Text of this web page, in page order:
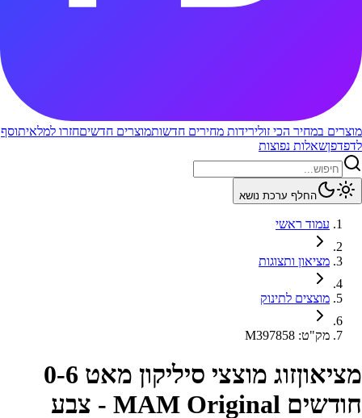
מוצרים במחיר הכי זולירידות מחירים חדשותמוצרים חדשיםחזרו למלאיתוסף
לדפדפןשאלות נפוצות
החלף ערכת נושא
עמוד ראשי
מציאון ותצוגות
מוצצים לתינוק
מק"ט:
M397858
מציאון
זוג מוצצי סיליקון מאט 0-6
חודשים MAM Original - צבע